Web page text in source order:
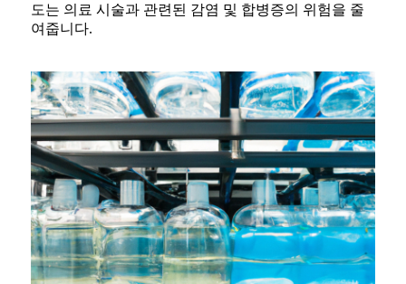
도는 의료 시술과 관련된 감염 및 합병증의 위험을 줄
여줍니다.